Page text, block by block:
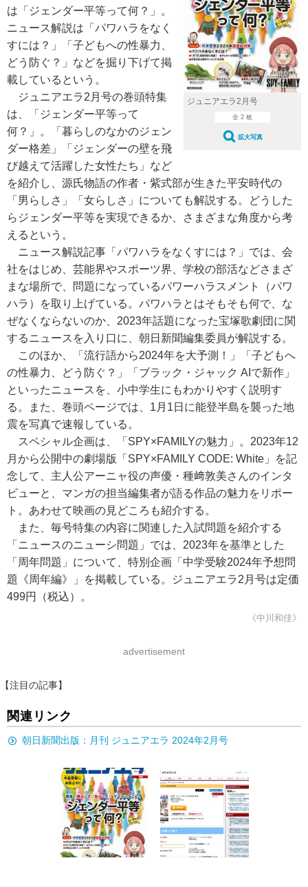
ジュニアエラ2月号
全 2 枚
拡大写真
は「ジェンダー平等って何？」。
ニュース解説は「パワハラをなく
すには？」「子どもへの性暴力、
どう防ぐ？」などを掘り下げて掲
載しているという。
ジュニアエラ2月号の巻頭特集
は、「ジェンダー平等って
何？」。「暮らしのなかのジェン
ダー格差」「ジェンダーの壁を飛
び越えて活躍した女性たち」など
を紹介し、源氏物語の作者・紫式部が生きた平安時代の
「男らしさ」「女らしさ」についても解説する。どうした
らジェンダー平等を実現できるか、さまざまな角度から考
えるという。
ニュース解説記事「パワハラをなくすには？」では、会
社をはじめ、芸能界やスポーツ界、学校の部活などさまざ
まな場所で、問題になっているパワーハラスメント（パワ
ハラ）を取り上げている。パワハラとはそもそも何で、な
ぜなくならないのか、2023年話題になった宝塚歌劇団に関
するニュースを入り口に、朝日新聞編集委員が解説する。
このほか、「流行語から2024年を大予測！」「子どもへ
の性暴力、どう防ぐ？」「ブラック・ジャック AIで新作」
といったニュースを、小中学生にもわかりやすく説明す
る。また、巻頭ページでは、1月1日に能登半島を襲った地
震を写真で速報している。
スペシャル企画は、「SPY×FAMILYの魅力」。2023年12
月から公開中の劇場版「SPY×FAMILY CODE: White」を記
念して、主人公アーニャ役の声優・種﨑敦美さんのインタ
ビューと、マンガの担当編集者が語る作品の魅力をリポー
ト。あわせて映画の見どころも紹介する。
また、毎号特集の内容に関連した入試問題を紹介する
「ニュースのニューシ問題」では、2023年を基準とした
「周年問題」について、特別企画「中学受験2024年予想問
題《周年編》」を掲載している。ジュニアエラ2月号は定価
499円（税込）。
《中川和佳》
advertisement
【注目の記事】
関連リンク
朝日新聞出版：月刊 ジュニアエラ 2024年2月号